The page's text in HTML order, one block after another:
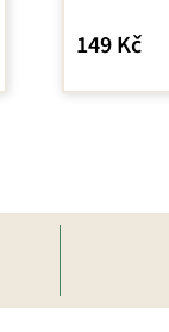
je
z
149 Kč